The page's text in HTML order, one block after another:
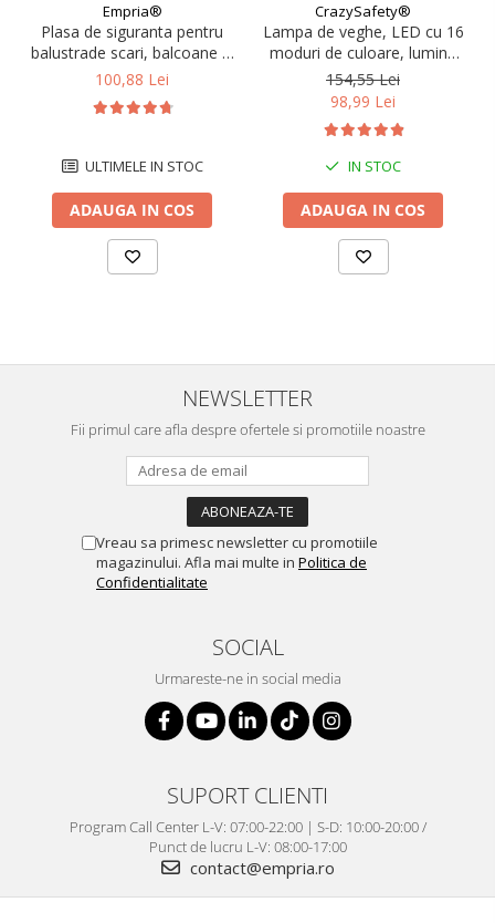
Empria®
Plasa de siguranta pentru
balustrade scari, balcoane si
terase, 300 x 78 cm, alb
100,88 Lei
ULTIMELE IN STOC
ADAUGA IN COS
CrazySafety®
Lampa de veghe, LED cu 16
moduri de culoare, lumina
reglabila, Diverse modele
154,55 Lei
98,99 Lei
IN STOC
ADAUGA IN COS
NEWSLETTER
Fii primul care afla despre ofertele si promotiile noastre
Vreau sa primesc newsletter cu promotiile
magazinului. Afla mai multe in Politica de
Confidentialitate
SOCIAL
Urmareste-ne in social media
SUPORT CLIENTI
Program Call Center L-V: 07:00-22:00 | S-D: 10:00-20:00 /
Punct de lucru L-V: 08:00-17:00
contact@empria.ro